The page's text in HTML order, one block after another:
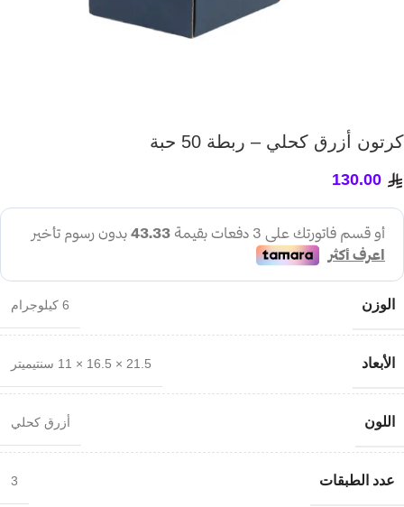
كرتون أزرق كحلي – ربطة 50 حبة
130.00
الوزن 6 كيلوجرام
الأبعاد 21.5 × 16.5 × 11 سنتيميتر
اللون أزرق كحلي
عدد الطبقات 3